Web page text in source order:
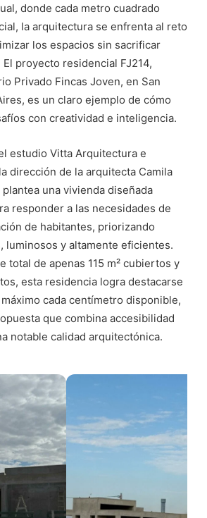
donde cada metro cuadrado
la arquitectura se enfrenta al reto
los espacios sin sacrificar
proyecto residencial FJ214,
Privado Fincas Joven, en San
es un claro ejemplo de cómo
con creatividad e inteligencia.
estudio Vitta Arquitectura e
dirección de la arquitecta Camila
una vivienda diseñada
responder a las necesidades de
de habitantes, priorizando
luminosos y altamente eficientes.
total de apenas 115 m² cubiertos y
esta residencia logra destacarse
cada centímetro disponible,
que combina accesibilidad
notable calidad arquitectónica.